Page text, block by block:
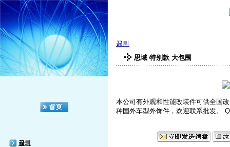
끓틔
끓틔
思域 特别款 大包围
本公司有外观和性能改装件可供全国
种国外车型外饰件，欢迎联系批发。